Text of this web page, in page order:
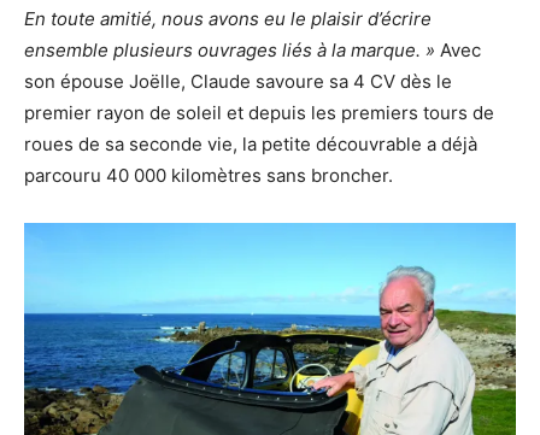
En toute amitié, nous avons eu le plaisir d’écrire
ensemble plusieurs ouvrages liés à la marque. » Avec
son épouse Joëlle, Claude savoure sa 4 CV dès le
premier rayon de soleil et depuis les premiers tours de
roues de sa seconde vie, la petite découvrable a déjà
parcouru 40 000 kilomètres sans broncher.